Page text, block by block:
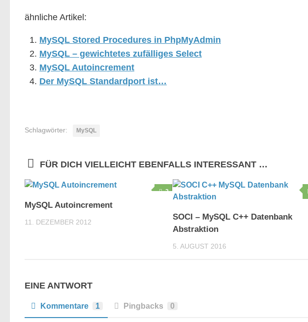
ähnliche Artikel:
MySQL Stored Procedures in PhpMyAdmin
MySQL – gewichtetes zufälliges Select
MySQL Autoincrement
Der MySQL Standardport ist…
Schlagwörter: MySQL
FÜR DICH VIELLEICHT EBENFALLS INTERESSANT …
2
MySQL Autoincrement
11. DEZEMBER 2012
SOCI – MySQL C++ Datenbank
Abstraktion
5. AUGUST 2016
EINE ANTWORT
Kommentare 1 Pingbacks 0